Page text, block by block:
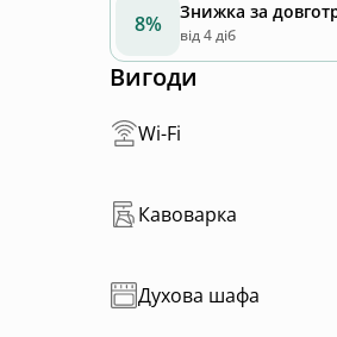
Облаштоване місце
Дрова 🪵
Гамак 😴
Паркувальна зона на
Ще додаткова окрема
Хата та двір у вашому
Можна з хвостиками 🐾🐾
8% Знижка за
від 4 діб
Вигоди
Wi-Fi
Кавоварка
Духова шафа